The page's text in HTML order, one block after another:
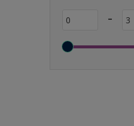
Wasbaar
Sneldrogend
-